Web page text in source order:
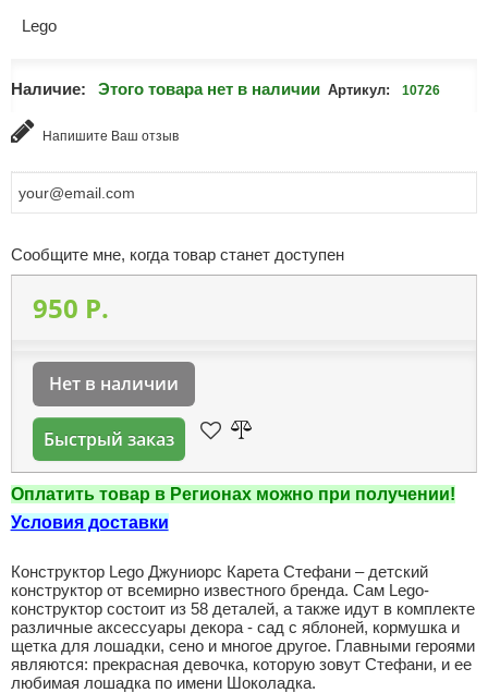
Lego
Наличие: Этого товара нет в наличии Артикул: 10726
Напишите Ваш отзыв
Сообщите мне, когда товар станет доступен
950 P.
Нет в наличии
Быстрый заказ
Оплатить товар в Регионах можно при получении!
Условия доставки
Конструктор Lego Джуниорс Карета Стефани – детский
конструктор от всемирно известного бренда. Сам Lego-
конструктор состоит из 58 деталей, а также идут в комплекте
различные аксессуары декора - сад с яблоней, кормушка и
щетка для лошадки, сено и многое другое. Главными героями
являются: прекрасная девочка, которую зовут Стефани, и ее
любимая лошадка по имени Шоколадка.